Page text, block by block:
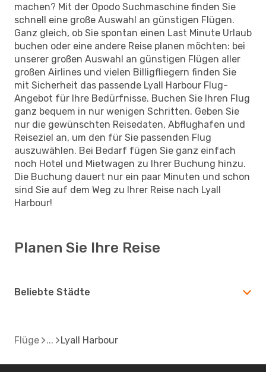
machen? Mit der Opodo Suchmaschine finden Sie
schnell eine große Auswahl an günstigen Flügen.
Ganz gleich, ob Sie spontan einen Last Minute Urlaub
buchen oder eine andere Reise planen möchten: bei
unserer großen Auswahl an günstigen Flügen aller
großen Airlines und vielen Billigfliegern finden Sie
mit Sicherheit das passende Lyall Harbour Flug-
Angebot für Ihre Bedürfnisse. Buchen Sie Ihren Flug
ganz bequem in nur wenigen Schritten. Geben Sie
nur die gewünschten Reisedaten, Abflughafen und
Reiseziel an, um den für Sie passenden Flug
auszuwählen. Bei Bedarf fügen Sie ganz einfach
noch Hotel und Mietwagen zu Ihrer Buchung hinzu.
Die Buchung dauert nur ein paar Minuten und schon
sind Sie auf dem Weg zu Ihrer Reise nach Lyall
Harbour!
Planen Sie Ihre Reise
Beliebte Städte
Flüge Lyall Harbour